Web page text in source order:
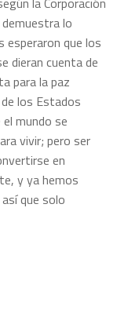
lo
esperaron que los
dieran cuenta de
para la paz
los Estados
mundo se
vivir; pero ser
en
y ya hemos
que solo